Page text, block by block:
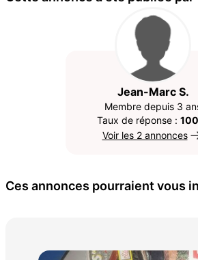
Jean-Marc S.
Membre depuis 3
Taux de réponse :
Voir les 2 annonces
Ces annonces pourraient vous